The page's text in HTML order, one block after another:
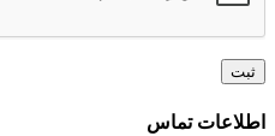
Toggle
اطلاعات تماس